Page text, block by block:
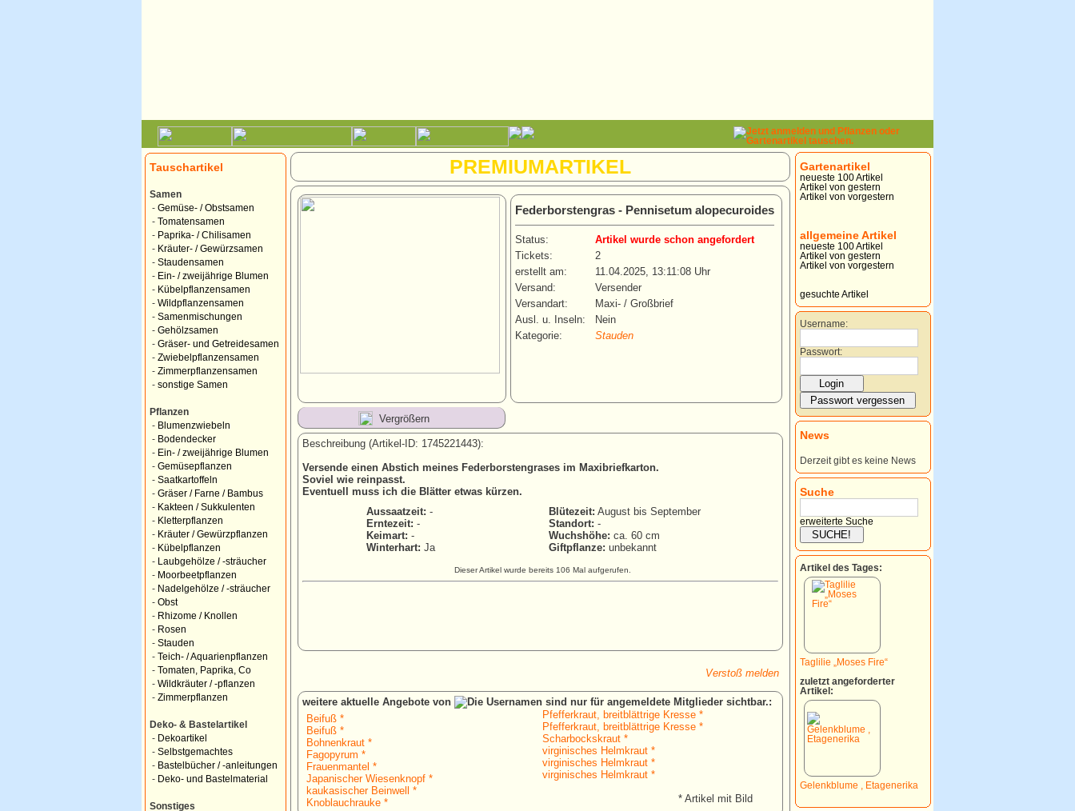
Tauschartikel
Samen
- Gemüse- / Obstsamen
- Tomatensamen
- Paprika- / Chilisamen
- Kräuter- / Gewürzsamen
- Staudensamen
- Ein- / zweijährige Blumen
- Kübelpflanzensamen
- Wildpflanzensamen
- Samenmischungen
- Gehölzsamen
- Gräser- und Getreidesamen
- Zwiebelpflanzensamen
- Zimmerpflanzensamen
- sonstige Samen
Pflanzen
- Blumenzwiebeln
- Bodendecker
- Ein- / zweijährige Blumen
- Gemüsepflanzen
- Saatkartoffeln
- Gräser / Farne / Bambus
- Kakteen / Sukkulenten
- Kletterpflanzen
- Kräuter / Gewürzpflanzen
- Kübelpflanzen
-
Laubgehölze / -sträucher
- Moorbeetpflanzen
- Nadelgehölze / -sträucher
- Obst
- Rhizome / Knollen
- Rosen
- Stauden
- Teich- / Aquarienpflanzen
- Tomaten, Paprika, Co
- Wildkräuter / -pflanzen
- Zimmerpflanzen
Deko- & Bastelartikel
- Dekoartikel
- Selbstgemachtes
- Bastelbücher / -anleitungen
- Deko- und Bastelmaterial
Sonstiges
PREMIUMARTIKEL
Federborstengras - Pennisetum alopecuroides
Status:
Artikel wurde schon angefordert
Tickets:
2
erstellt am:
11.04.2025, 13:11:08 Uhr
Versand:
Versender
Versandart:
Maxi- / Großbrief
Ausl. u. Inseln:
Nein
Kategorie:
Stauden
Vergrößern
Beschreibung (Artikel-ID: 1745221443):
Versende einen Abstich meines Federborstengrases im Maxibriefkarton.
Soviel wie reinpasst.
Eventuell muss ich die Blätter etwas kürzen.
Aussaatzeit: - Blütezeit: August bis September
Erntezeit: - Standort: -
Keimart: - Wuchshöhe: ca. 60 cm
Winterhart: Ja Giftpflanze: unbekannt
Dieser Artikel wurde bereits 106 Mal aufgerufen.
Verstoß melden
weitere aktuelle Angebote von
:
Beifuß *
Beifuß *
Bohnenkraut *
Fagopyrum *
Frauenmantel *
Japanischer Wiesenknopf *
kaukasischer Beinwell *
Knoblauchrauke *
Pfefferkraut, breitblättrige Kresse *
Pfefferkraut, breitblättrige Kresse *
Scharbockskraut *
virginisches Helmkraut *
virginisches Helmkraut *
virginisches Helmkraut *
* Artikel mit Bild
Gartenartikel
neueste 100 Artikel
Artikel von gestern
Artikel von vorgestern
allgemeine Artikel
neueste 100 Artikel
Artikel von gestern
Artikel von vorgestern
gesuchte Artikel
Username:
Passwort:
News
Derzeit gibt es keine News
Suche
erweiterte Suche
Artikel des Tages:
Taglilie „Moses Fire“
zuletzt angeforderter
Artikel:
Gelenkblume , Etagenerika